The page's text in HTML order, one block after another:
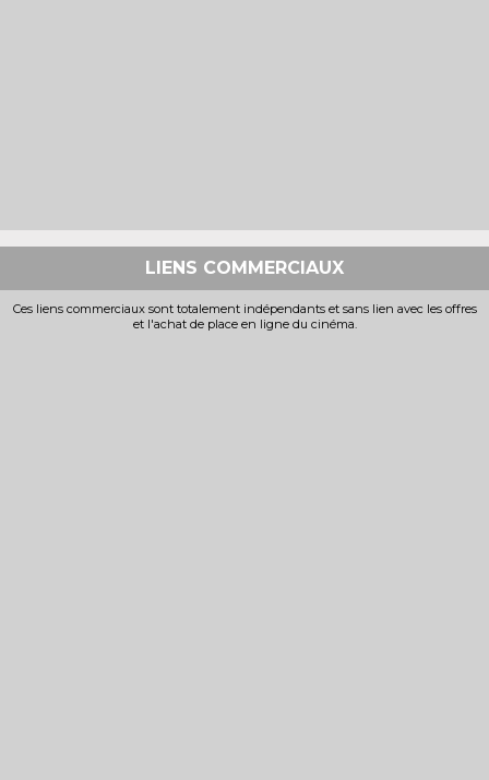
LIENS COMMERCIAUX
Ces liens commerciaux sont totalement indépendants et sans lien avec les offres
et l'achat de place en ligne du cinéma.